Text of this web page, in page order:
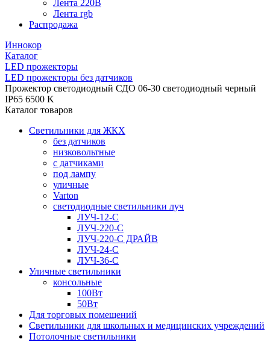
Лента 220В
Лента rgb
Распродажа
Иннокор
Каталог
LED прожекторы
LED прожекторы без датчиков
Прожектор светодиодный СДО 06-30 светодиодный черный
IP65 6500 K
Каталог товаров
Светильники для ЖКХ
без датчиков
низковольтные
с датчиками
под лампу
уличные
Varton
светодиодные светильники луч
ЛУЧ-12-С
ЛУЧ-220-С
ЛУЧ-220-С ДРАЙВ
ЛУЧ-24-С
ЛУЧ-36-С
Уличные светильники
консольные
100Вт
50Вт
Для торговых помещений
Светильники для школьных и медицинских учреждений
Потолочные светильники